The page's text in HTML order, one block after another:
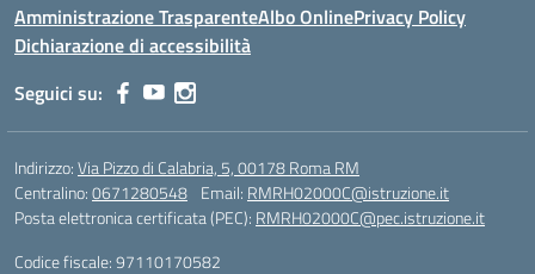
Amministrazione TrasparenteAlbo OnlinePrivacy Policy
Dichiarazione di accessibilità
Seguici su:
Indirizzo:Via Pizzo di Calabria, 5, 00178 Roma RM
Centralino:0671280548 Email: RMRH02000C@istruzione.it
Posta elettronica certificata (PEC): RMRH02000C@pec.istruzione.it
Codice fiscale: 97110170582